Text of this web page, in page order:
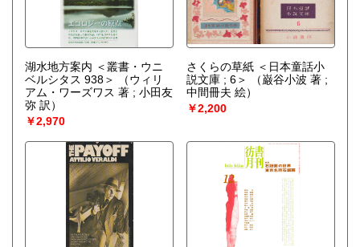
湖水地方案内 ＜叢書・ウニ
ベルシタス 938＞
（ウィリ
アム・ワーズワス 著 ; 小田友
弥 訳）
￥2,970
さくらの草紙 ＜日本童話小
説文庫 ; 6＞
（巌谷小波 著 ;
中間冊夫 絵）
￥2,200